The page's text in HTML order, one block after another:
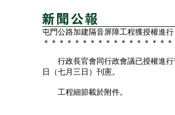
屯門公路加建隔音屏障工程獲授權進行
＊＊＊＊＊＊＊＊＊＊＊＊＊＊＊＊＊
行政長官會同行政會議已授權進行
日（七月三日）刊憲。
工程細節載於附件。